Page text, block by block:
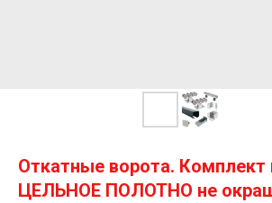
Откатные ворота. Комплект
ЦЕЛЬНОЕ ПОЛОТНО не